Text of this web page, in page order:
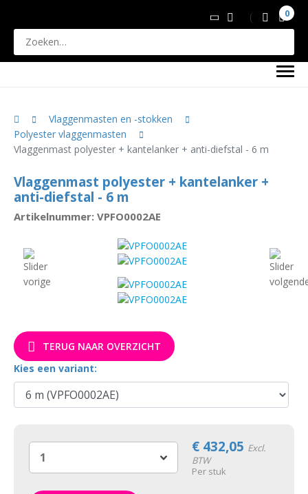
0
Vlaggenmasten en -stokken
Polyester vlaggenmasten
Vlaggenmast polyester + kantelanker + anti-diefstal - 6 m
Vlaggenmast polyester + kantelanker +
anti-diefstal - 6 m
Artikelnummer: VPFO0002AE
TERUG NAAR OVERZICHT
Kies een variant:
€ 432,05 Excl.
BTW
Per stuk